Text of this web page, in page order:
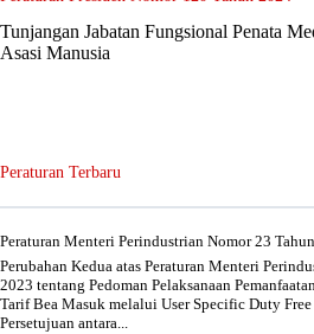
Tunjangan Jabatan Fungsional Penata
Asasi Manusia
Peraturan Terbaru
Peraturan Menteri Perindustrian Nomor 23
Perubahan Kedua atas Peraturan Menteri
2023 tentang Pedoman Pelaksanaan
Tarif Bea Masuk melalui User Specific Duty
Persetujuan antara...